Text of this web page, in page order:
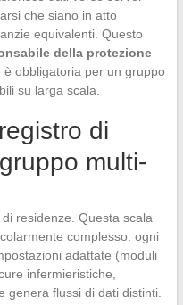
che siano in atto
equivalenti. Questo
della protezione
obbligatoria per un gruppo
su larga scala.
di
multi-
residenze. Questa scala
complesso: ogni
adattate (moduli
infermieristiche,
genera flussi di dati distinti.